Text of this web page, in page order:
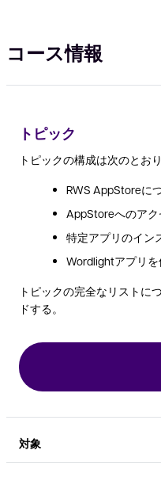
コース情報
トピック
トピックの構成は次のとおり
RWS AppStoreに
AppStoreへのアク
特定アプリのイン
Wordlightアプリを
トピックの完全なリストに
ドする。
対象